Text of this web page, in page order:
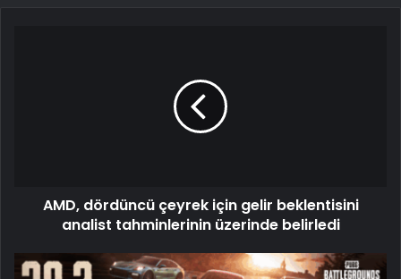
AMD, dördüncü çeyrek için gelir beklentisini
analist tahminlerinin üzerinde belirledi